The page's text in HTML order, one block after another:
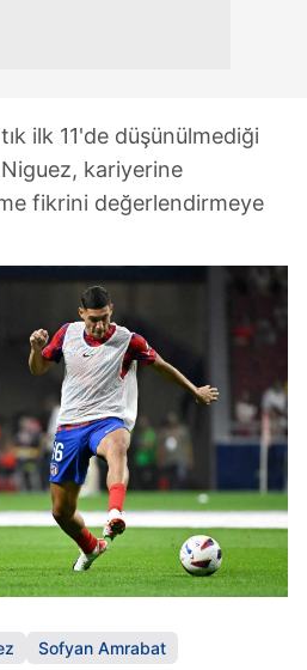
ilk 11'de düşünülmediği
kariyerine
fikrini değerlendirmeye
Sofyan Amrabat